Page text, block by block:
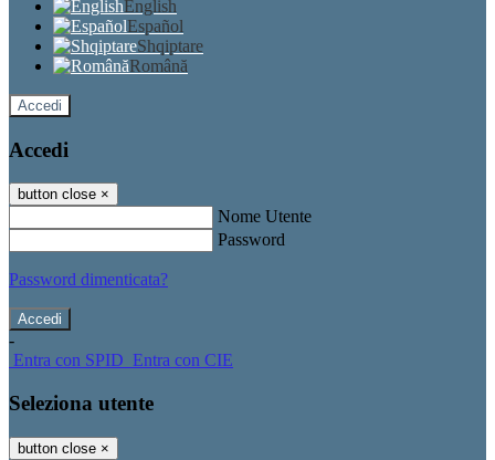
English
Español
Shqiptare
Română
Accedi
Accedi
button close ×
Nome Utente
Password
Password dimenticata?
-
Entra con SPID Entra con CIE
Seleziona utente
button close ×